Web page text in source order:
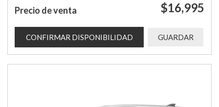
Precio de venta $16,995
CONFIRMAR DISPONIBILIDAD GUARDAR